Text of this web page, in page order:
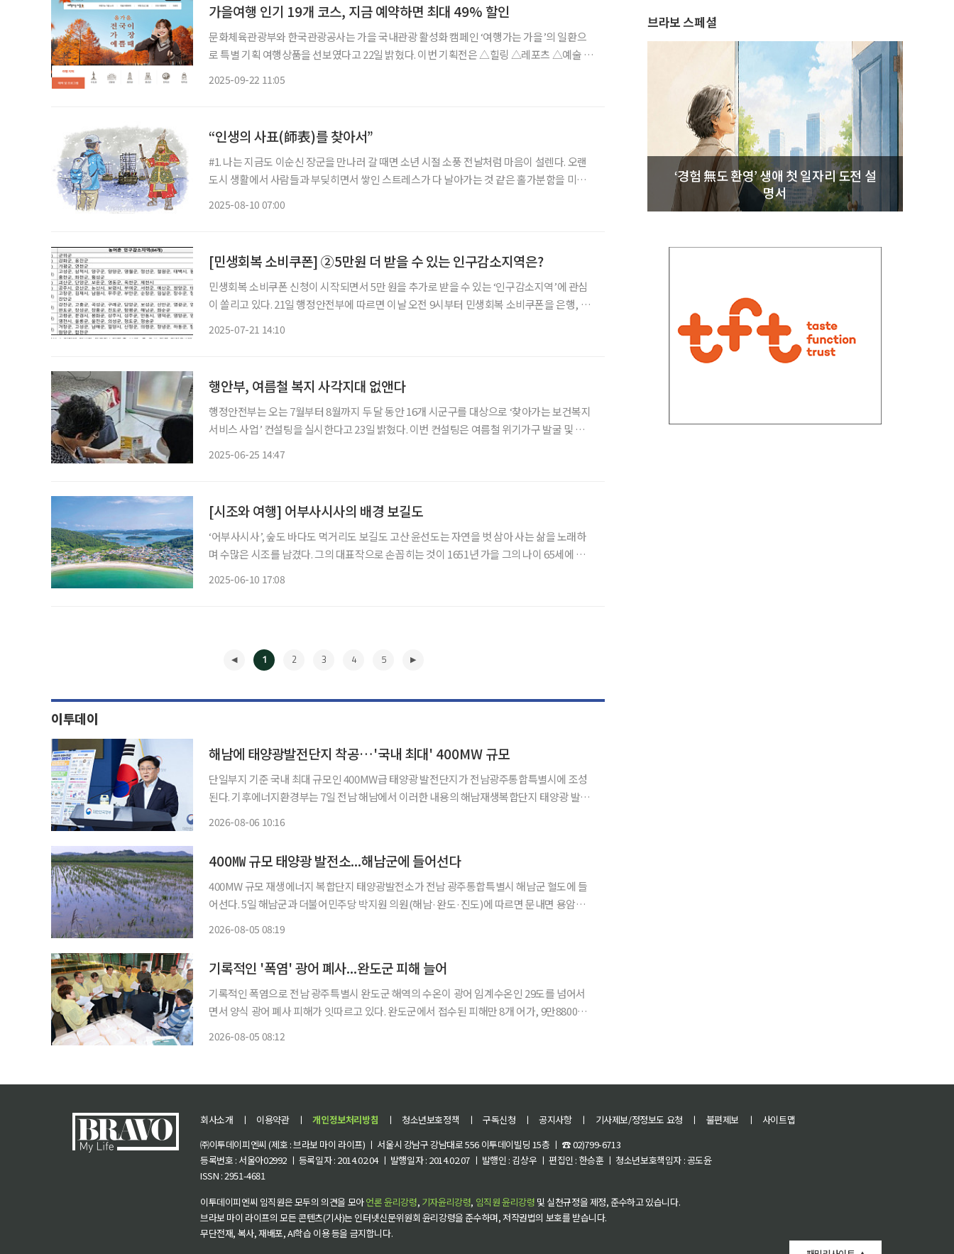
가을여행 인기 19개 코스, 지금 예약하면 최대 49% 할인
문화체육관광부와 한국관광공사는 가을 국내관광 활성화 캠페인 ‘여행가는 가을’의 일환으
로 특별 기획 여행상품을 선보였다고 22일 밝혔다. 이번 기획전은 △힐링 △레포츠 △예술 △
2025-09-22 11:05
“인생의 사표(師表)를 찾아서”
#1. 나는 지금도 이순신 장군을 만나러 갈 때면 소년 시절 소풍 전날처럼 마음이 설렌다. 오랜
도시 생활에서 사람들과 부딪히면서 쌓인 스트레스가 다 날아가는 것 같은 홀가분함을 미리
2025-08-10 07:00
[민생회복 소비쿠폰] ②5만원 더 받을 수 있는 인구감소지역은?
민생회복 소비쿠폰 신청이 시작되면서 5만 원을 추가로 받을 수 있는 ‘인구감소지역’에 관심
이 쏠리고 있다. 21일 행정안전부에 따르면 이날 오전 9시부터 민생회복 소비쿠폰을 은행, 카
2025-07-21 14:10
행안부, 여름철 복지 사각지대 없앤다
행정안전부는 오는 7월부터 8월까지 두 달 동안 16개 시군구를 대상으로 ‘찾아가는 보건복지
서비스 사업’ 컨설팅을 실시한다고 23일 밝혔다. 이번 컨설팅은 여름철 위기가구 발굴 및 취
2025-06-25 14:47
[시조와 여행] 어부사시사의 배경 보길도
‘어부사시사’, 숲도 바다도 먹거리도 보길도 고산 윤선도는 자연을 벗 삼아 사는 삶을 노래하
며 수많은 시조를 남겼다. 그의 대표작으로 손꼽히는 것이 1651년 가을 그의 나이 65세에 지
2025-06-10 17:08
1 2 3 4 5
이투데이
해남에 태양광발전단지 착공…'국내 최대' 400MW 규모
단일부지 기준 국내 최대 규모인 400MW급 태양광 발전단지가 전남광주통합특별시에 조성
된다. 기후에너지환경부는 7일 전남 해남에서 이러한 내용의 해남재생복합단지 태양광 발전
2026-08-06 10:16
400㎿ 규모 태양광 발전소...해남군에 들어선다
400MW 규모 재생에너지 복합단지 태양광발전소가 전남 광주통합특별시 해남군 혈도에 들
어선다. 5일 해남군과 더불어민주당 박지원 의원(해남·완도·진도)에 따르면 문내면 용암리
2026-08-05 08:19
기록적인 '폭염' 광어 폐사...완도군 피해 늘어
기록적인 폭염으로 전남 광주특별시 완도군 해역의 수온이 광어 임계수온인 29도를 넘어서
면서 양식 광어 폐사 피해가 잇따르고 있다. 완도군에서 접수된 피해만 8개 어가, 9만8800마
2026-08-05 08:12
브라보 스페셜
‘경험 無도 환영’ 생애 첫 일자리 도전 설
명서
회사소개 ㅣ 이용약관 ㅣ 개인정보처리방침 ㅣ 청소년보호정책 ㅣ 구독신청 ㅣ 공지사항 ㅣ 기사제보/정정보도 요청 ㅣ 불편제보 ㅣ
사이트맵
㈜이투데이피엔씨 (제호 : 브라보 마이 라이프) ㅣ 서울시 강남구 강남대로 556 이투데이빌딩 15층 ㅣ ☎ 02)799-6713
등록번호 : 서울아02992 ㅣ 등록일자 : 2014.02.04 ㅣ 발행일자 : 2014.02.07 ㅣ 발행인 : 김상우 ㅣ 편집인 : 한승훈 ㅣ 청소년보호책임자 : 공도윤
ISSN : 2951-4681
이투데이피엔씨 임직원은 모두의 의견을 모아언론 윤리강령, 기자윤리강령, 임직원 윤리강령 및 실천규정을 제정, 준수하고 있습니다.
브라보 마이 라이프의 모든 콘텐츠(기사)는 인터넷신문위원회 윤리강령을 준수하며, 저작권법의 보호를 받습니다.
무단전재, 복사, 재배포, AI학습 이용 등을 금지합니다.